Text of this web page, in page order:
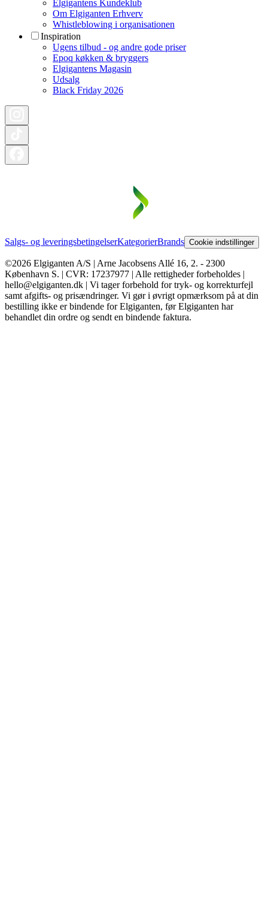
Elgigantens Kundeklub
Om Elgiganten Erhverv
Whistleblowing i organisationen
Inspiration
Ugens tilbud - og andre gode priser
Epoq køkken & bryggers
Elgigantens Magasin
Udsalg
Black Friday 2026
Salgs- og leveringsbetingelserKategorierBrands Cookie indstillinger
©2026 Elgiganten A/S | Arne Jacobsens Allé 16, 2. - 2300
København S. | CVR: 17237977 | Alle rettigheder forbeholdes |
hello@elgiganten.dk | Vi tager forbehold for tryk- og korrekturfejl
samt afgifts- og prisændringer. Vi gør i øvrigt opmærksom på at din
bestilling ikke er bindende for Elgiganten, før Elgiganten har
behandlet din ordre og sendt en bindende faktura.